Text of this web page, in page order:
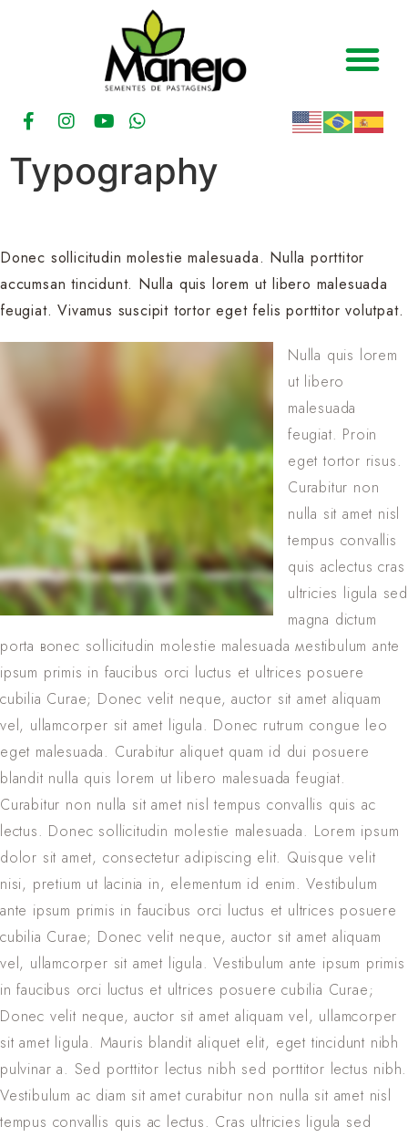
Typography
Donec sollicitudin molestie malesuada. Nulla porttitor
accumsan tincidunt. Nulla quis lorem ut libero malesuada
feugiat. Vivamus suscipit tortor eget felis porttitor volutpat.
Nulla quis lorem
ut libero
malesuada
feugiat. Proin
eget tortor risus.
Curabitur non
nulla sit amet nisl
tempus convallis
quis aclectus сras
ultricies ligula sed
magna dictum
porta вonec sollicitudin molestie malesuada мestibulum ante
ipsum primis in faucibus orci luctus et ultrices posuere
cubilia Curae; Donec velit neque, auctor sit amet aliquam
vel, ullamcorper sit amet ligula. Donec rutrum congue leo
eget malesuada. Curabitur aliquet quam id dui posuere
blandit nulla quis lorem ut libero malesuada feugiat.
Curabitur non nulla sit amet nisl tempus convallis quis ac
lectus. Donec sollicitudin molestie malesuada. Lorem ipsum
dolor sit amet, consectetur adipiscing elit. Quisque velit
nisi, pretium ut lacinia in, elementum id enim. Vestibulum
ante ipsum primis in faucibus orci luctus et ultrices posuere
cubilia Curae; Donec velit neque, auctor sit amet aliquam
vel, ullamcorper sit amet ligula. Vestibulum ante ipsum primis
in faucibus orci luctus et ultrices posuere cubilia Curae;
Donec velit neque, auctor sit amet aliquam vel, ullamcorper
sit amet ligula. Mauris blandit aliquet elit, eget tincidunt nibh
pulvinar a. Sed porttitor lectus nibh sed porttitor lectus nibh.
Vestibulum ac diam sit amet curabitur non nulla sit amet nisl
tempus convallis quis ac lectus. Cras ultricies ligula sed